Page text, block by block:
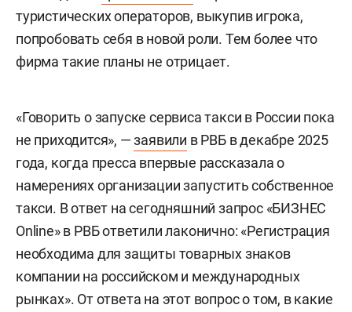
туристических операторов, выкупив игрока,
попробовать себя в новой роли. Тем более что
фирма такие планы не отрицает.
«Говорить о запуске сервиса такси в России пока
не приходится», —заявили в РВБ в декабре 2025
года, когда пресса впервые рассказала о
намерениях организации запустить собственное
такси. В ответ на сегодняшний запрос «БИЗНЕС
Online» в РВБ ответили лаконично: «Регистрация
необходима для защиты товарных знаков
компании на российском и международных
рынках». От ответа на этот вопрос о том, в какие